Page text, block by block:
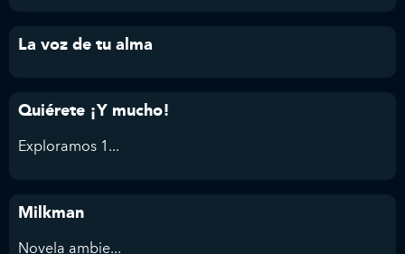
La voz de tu alma
Quiérete ¡Y mucho!
Exploramos 1...
Milkman
Novela ambie...